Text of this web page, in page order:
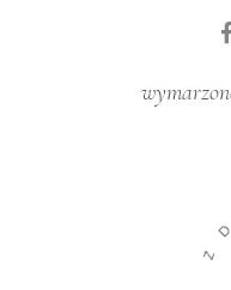
Z
D